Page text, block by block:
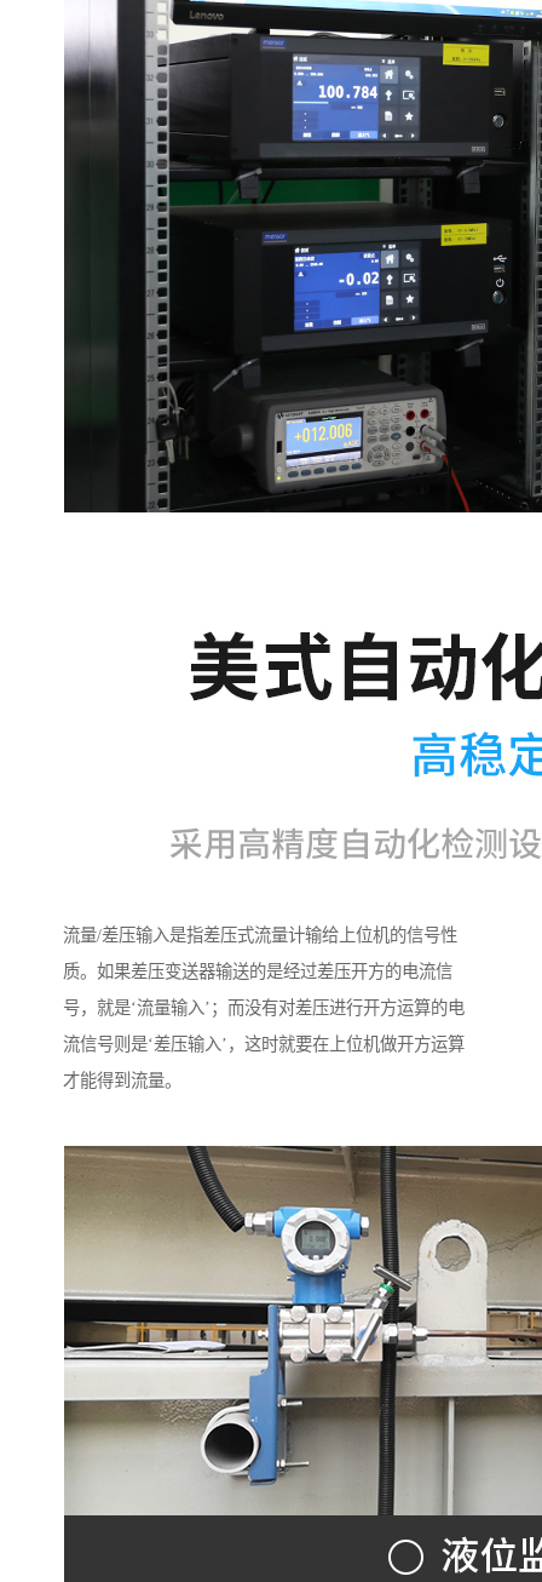
流量/差压输入是指差压式流量计输给上位机的信号性
质。如果差压变送器输送的是经过差压开方的电流信
号，就是‘流量输入’；而没有对差压进行开方运算的电
流信号则是‘差压输入’，这时就要在上位机做开方运算
才能得到流量。